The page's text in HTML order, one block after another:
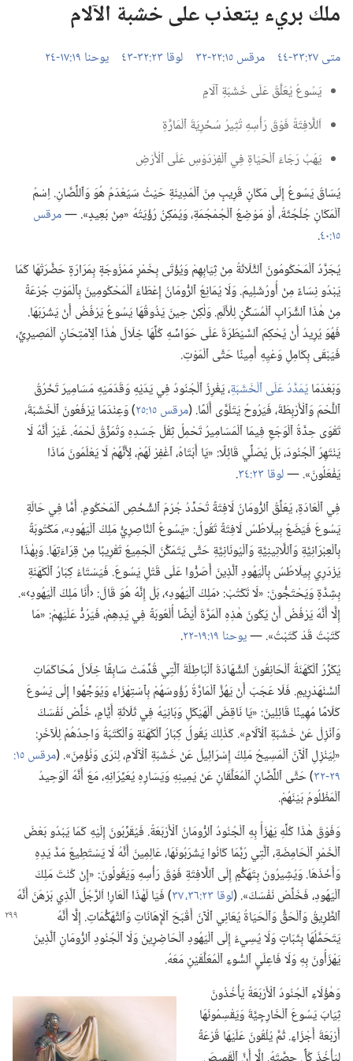
ملك بريء يتعذب على خشبة الآلام
متى ٢٧:‏​٣٣-‏٤٤ مرقس ١٥:‏​٢٢-‏٣٢ لوقا ٢٣:‏​٣٢-‏٤٣
يوحنا ١٩:‏​١٧-‏٢٤
يَسُوعُ يُعَلَّقُ عَلَى خَشَبَةِ آلَامٍ
اَللَّافِتَةُ فَوْقَ رَأْسِهِ تُثِيرُ سُخْرِيَةَ ٱلْمَارَّةِ
يَهَبُ رَجَاءَ ٱلْحَيَاةِ فِي ٱلْفِرْدَوْسِ عَلَى ٱلْأَرْضِ
يُسَاقُ يَسُوعُ إِلَى مَكَانٍ قَرِيبٍ مِنَ ٱلْمَدِينَةِ حَيْثُ سَيُعْدَمُ هُوَ وَٱللِّصَّانِ.‏ اِسْمُ
ٱلْمَكَانِ جُلْجُثَةُ،‏ أَوْ مَوْضِعُ ٱلْجُمْجُمَةِ،‏ وَيُمْكِنُ رُؤْيَتُهُ «مِنْ بَعِيدٍ».‏ —‏مرقس
١٥:‏٤٠ ‏.‏
يُجَرَّدُ ٱلْمَحْكُومُونَ ٱلثَّلَاثَةُ مِنْ ثِيَابِهِمْ وَيُؤْتَى بِخَمْرٍ مَمْزُوجَةٍ بِمَرَارَةٍ حَضَّرَتْهَا كَمَا
يَبْدُو نِسَاءٌ مِنْ أُورُشَلِيمَ.‏ وَلَا يُمَانِعُ ٱلرُّومَانُ إِعْطَاءَ ٱلْمَحْكُومِينَ بِٱلْمَوْتِ جُرْعَةً
مِنْ هٰذَا ٱلشَّرَابِ ٱلْمُسَكِّنِ لِلْأَلَمِ.‏ وَلٰكِنْ حِينَ يَذُوقُهَا يَسُوعُ يَرْفُضُ أَنْ يَشْرَبَهَا.‏
فَهُوَ يُرِيدُ أَنْ يُحْكِمَ ٱلسَّيْطَرَةَ عَلَى حَوَاسِّهِ كُلِّهَا خِلَالَ هٰذَا ٱلِٱمْتِحَانِ ٱلْمَصِيرِيِّ،‏
فَيَبْقَى بِكَامِلِ وَعْيِهِ أَمِينًا حَتَّى ٱلْمَوْتِ.‏
وَبَعْدَمَايُمَدَّدُ عَلَى ٱلْخَشَبَةِ‏،‏ يَغْرِزُ ٱلْجُنُودُ فِي يَدَيْهِ وَقَدَمَيْهِ مَسَامِيرَ تَخْرُقُ
ٱللَّحْمَ وَٱلْأَرْبِطَةَ،‏ فَيَرُوحُ يَتَلَوَّى أَلَمًا.‏ (‏مرقس ١٥:‏٢٥
‏)‏ وَعِنْدَمَا يَرْفَعُونَ ٱلْخَشَبَةَ،‏
تَقْوَى حِدَّةُ ٱلْوَجَعِ فِيمَا ٱلْمَسَامِيرُ تَحْمِلُ ثِقْلَ جَسَدِهِ وَتُمَزِّقُ لَحْمَهُ.‏ غَيْرَ أَنَّهُ لَا
يَنْتَهِرُ ٱلْجُنُودَ،‏ بَلْ يُصَلِّي قَائِلًا:‏ «يَا أَبَتَاهُ،‏ ٱغْفِرْ لَهُمْ،‏ لِأَنَّهُمْ لَا يَعْلَمُونَ مَاذَا
يَفْعَلُونَ».‏ —‏لوقا ٢٣:‏٣٤
‏.‏
فِي ٱلْعَادَةِ،‏ يُعَلِّقُ ٱلرُّومَانُ لَافِتَةً تُحَدِّدُ جُرْمَ ٱلشَّخْصِ ٱلْمَحْكُومِ.‏ أَمَّا فِي حَالَةِ
يَسُوعَ فَيَضَعُ بِيلَاطُسُ لَافِتَةً تَقُولُ:‏ «يَسُوعُ ٱلنَّاصِرِيُّ مَلِكُ ٱلْيَهُودِ»،‏ مَكْتُوبَةً
بِٱلْعِبْرَانِيَّةِ وَٱللَّاتِينِيَّةِ وَٱلْيُونَانِيَّةِ حَتَّى يَتَمَكَّنَ ٱلْجَمِيعُ تَقْرِيبًا مِنْ قِرَاءَتِهَا.‏ وَبِهٰذَا
يَزْدَرِي بِيلَاطُسُ بِٱلْيَهُودِ ٱلَّذِينَ أَصَرُّوا عَلَى قَتْلِ يَسُوعَ.‏ فَيَسْتَاءُ كِبَارُ ٱلْكَهَنَةِ
بِشِدَّةٍ وَيَحْتَجُّونَ:‏ «لَا تَكْتُبْ:‏ ‹مَلِكُ ٱلْيَهُودِ›،‏ بَلْ إِنَّهُ هُوَ قَالَ:‏ ‹أَنَا مَلِكُ ٱلْيَهُودِ›».‏
إِلَّا أَنَّهُ يَرْفُضُ أَنْ يَكُونَ هٰذِهِ ٱلْمَرَّةَ أَيْضًا أُلْعُوبَةً فِي يَدِهِمْ،‏ فَيَرُدُّ عَلَيْهِمْ:‏ «مَا
كَتَبْتُ قَدْ كَتَبْتُ».‏ —‏يوحنا ١٩:‏​١٩-‏٢٢
‏.‏
يُكَرِّرُ ٱلْكَهَنَةُ ٱلْحَانِقُونَ ٱلشَّهَادَةَ ٱلْبَاطِلَةَ ٱلَّتِي قُدِّمَتْ سَابِقًا خِلَالَ مُحَاكَمَاتِ
ٱلسَّنْهَدْرِيمِ.‏ فَلَا عَجَبَ أَنْ يَهُزَّ ٱلْمَارَّةُ رُؤُوسَهُمْ بِٱسْتِهْزَاءٍ وَيُوَجِّهُوا إِلَى يَسُوعَ
كَلَامًا مُهِينًا قَائِلِينَ:‏ «يَا نَاقِضَ ٱلْهَيْكَلِ وَبَانِيَهُ فِي ثَلَاثَةِ أَيَّامٍ،‏ خَلِّصْ نَفْسَكَ
وَٱنْزِلْ عَنْ خَشَبَةِ ٱلْآلَامِ».‏ كَذٰلِكَ يَقُولُ كِبَارُ ٱلْكَهَنَةِ وَٱلْكَتَبَةُ وَاحِدُهُمْ لِلْآخَرِ:‏
«لِيَنْزِلِ ٱلْآنَ ٱلْمَسِيحُ مَلِكُ إِسْرَائِيلَ عَنْ خَشَبَةِ ٱلْآلَامِ،‏ لِنَرَى وَنُؤْمِنَ».‏ (‏
٢٩-‏٣٢
‏)‏ حَتَّى ٱللِّصَّانِ ٱلْمُعَلَّقَانِ عَنْ يَمِينِهِ وَيَسَارِهِ يُعَيِّرَانِهِ،‏ مَعَ أَنَّهُ ٱلْوَحِيدُ
ٱلْمَظْلُومُ بَيْنَهُمْ.‏
وَفَوْقَ هٰذَا كُلِّهِ يَهْزَأُ بِهِ ٱلْجُنُودُ ٱلرُّومَانُ ٱلْأَرْبَعَةُ.‏ فَيُقَرِّبُونَ إِلَيْهِ كَمَا يَبْدُو بَعْضَ
ٱلْخَمْرِ ٱلْحَامِضَةِ،‏ ٱلَّتِي رُبَّمَا كَانُوا يَشْرَبُونَهَا،‏ عَالِمِينَ أَنَّهُ لَا يَسْتَطِيعُ مَدَّ يَدِهِ
وَأَخْذَهَا.‏ وَيُشِيرُونَ بِتَهَكُّمٍ إِلَى ٱللَّافِتَةِ فَوْقَ رَأْسِهِ وَيَقُولُونَ:‏ «إِنْ كُنْتَ مَلِكَ
ٱلْيَهُودِ،‏ فَخَلِّصْ نَفْسَكَ».‏ (‏لوقا ٢٣:‏​٣٦،‏ ٣٧
‏)‏ فَيَا لَهٰذَا ٱلْعَارِ!‏ اَلرَّجُلُ ٱلَّذِي بَرْهَنَ أَنَّهُ
ٱلطَّرِيقُ وَٱلْحَقُّ وَٱلْحَيَاةُ يُعَانِي ٱلْآنَ أَقْبَحَ ٱلْإِهَانَاتِ وَٱلتَّهَكُّمَاتِ.‏ إِلَّا أَنَّهُ
يَتَحَمَّلُهَا بِثَبَاتٍ وَلَا يُسِيءُ إِلَى ٱلْيَهُودِ ٱلْحَاضِرِينَ وَلَا ٱلْجُنُودِ ٱلرُّومَانِ ٱلَّذِينَ
يَهْزَأُونَ بِهِ وَلَا فَاعِلَيِ ٱلسُّوءِ ٱلْمُعَلَّقَيْنِ مَعَهُ.‏
وَهٰؤُلَاءِ ٱلْجُنُودُ ٱلْأَرْبَعَةُ يَأْخُذُونَ
ثِيَابَ يَسُوعَ ٱلْخَارِجِيَّةَ وَيَقْسِمُونَهَا
أَرْبَعَةَ أَجْزَاءٍ.‏ ثُمَّ يُلْقُونَ عَلَيْهَا قُرْعَةً